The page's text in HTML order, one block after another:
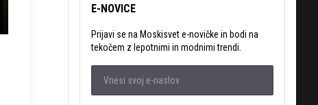
E-NOVICE
Prijavi se na Moskisvet e-novičke in bodi na
tekočem z lepotnimi in modnimi trendi.